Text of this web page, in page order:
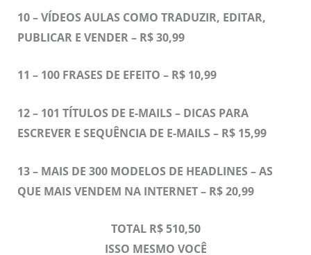
10 – VÍDEOS AULAS COMO TRADUZIR, EDITAR,
PUBLICAR E VENDER – R$ 30,99
11 – 100 FRASES DE EFEITO – R$ 10,99
12 – 101 TÍTULOS DE E-MAILS – DICAS PARA
ESCREVER E SEQUÊNCIA DE E-MAILS – R$ 15,99
13 – MAIS DE 300 MODELOS DE HEADLINES – AS
QUE MAIS VENDEM NA INTERNET – R$ 20,99
TOTAL R$ 510,50
ISSO MESMO VOCÊ